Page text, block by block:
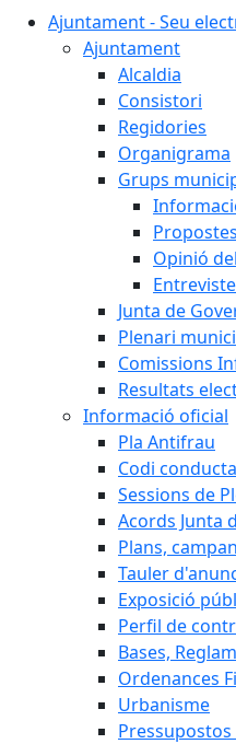
Ajuntament - Seu
Ajuntament
Alcaldia
Consistori
Regidories
Organigrama
Grups
Opinió
Junta de
Plenari
Comissions
Resultats
Informació oficial
Pla Antifrau
Codi
Sessions de
Acords Junta
Plans,
Tauler
Exposició
Perfil de
Bases,
Ordenances
Urbanisme